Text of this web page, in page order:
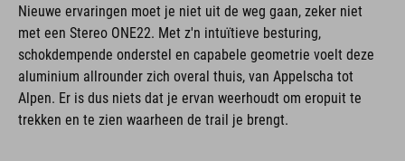
Nieuwe ervaringen moet je niet uit de weg gaan, zeker niet
met een Stereo ONE22. Met z'n intuïtieve besturing,
schokdempende onderstel en capabele geometrie voelt deze
aluminium allrounder zich overal thuis, van Appelscha tot
Alpen. Er is dus niets dat je ervan weerhoudt om eropuit te
trekken en te zien waarheen de trail je brengt.